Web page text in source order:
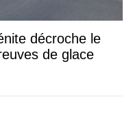
décroche le
de glace